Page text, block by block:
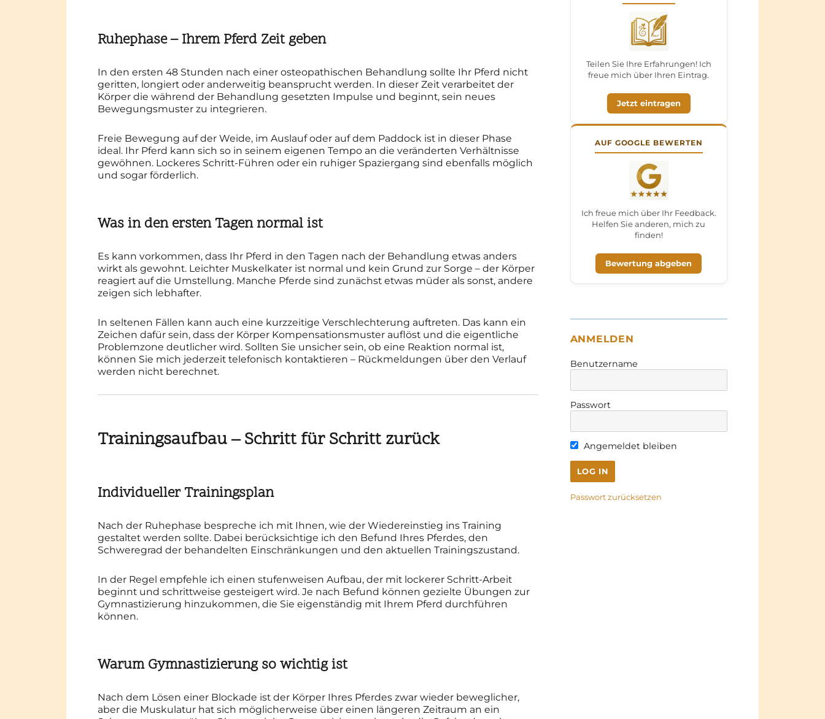
Ruhephase – Ihrem Pferd Zeit geben
In den ersten 48 Stunden nach einer osteopathischen Behandlung sollte Ihr Pferd nicht
geritten, longiert oder anderweitig beansprucht werden. In dieser Zeit verarbeitet der
Körper die während der Behandlung gesetzten Impulse und beginnt, sein neues
Bewegungsmuster zu integrieren.
Freie Bewegung auf der Weide, im Auslauf oder auf dem Paddock ist in dieser Phase
ideal. Ihr Pferd kann sich so in seinem eigenen Tempo an die veränderten Verhältnisse
gewöhnen. Lockeres Schritt-Führen oder ein ruhiger Spaziergang sind ebenfalls möglich
und sogar förderlich.
Was in den ersten Tagen normal ist
Es kann vorkommen, dass Ihr Pferd in den Tagen nach der Behandlung etwas anders
wirkt als gewohnt. Leichter Muskelkater ist normal und kein Grund zur Sorge – der Körper
reagiert auf die Umstellung. Manche Pferde sind zunächst etwas müder als sonst, andere
zeigen sich lebhafter.
In seltenen Fällen kann auch eine kurzzeitige Verschlechterung auftreten. Das kann ein
Zeichen dafür sein, dass der Körper Kompensationsmuster auflöst und die eigentliche
Problemzone deutlicher wird. Sollten Sie unsicher sein, ob eine Reaktion normal ist,
können Sie mich jederzeit telefonisch kontaktieren – Rückmeldungen über den Verlauf
werden nicht berechnet.
Trainingsaufbau – Schritt für Schritt zurück
Individueller Trainingsplan
Nach der Ruhephase bespreche ich mit Ihnen, wie der Wiedereinstieg ins Training
gestaltet werden sollte. Dabei berücksichtige ich den Befund Ihres Pferdes, den
Schweregrad der behandelten Einschränkungen und den aktuellen Trainingszustand.
In der Regel empfehle ich einen stufenweisen Aufbau, der mit lockerer Schritt-Arbeit
beginnt und schrittweise gesteigert wird. Je nach Befund können gezielte Übungen zur
Gymnastizierung hinzukommen, die Sie eigenständig mit Ihrem Pferd durchführen
können.
Warum Gymnastizierung so wichtig ist
Nach dem Lösen einer Blockade ist der Körper Ihres Pferdes zwar wieder beweglicher,
aber die Muskulatur hat sich möglicherweise über einen längeren Zeitraum an ein
Teilen Sie Ihre Erfahrungen! Ich
freue mich über Ihren Eintrag.
Jetzt eintragen
AUF GOOGLE BEWERTEN
Ich freue mich über Ihr Feedback.
Helfen Sie anderen, mich zu
finden!
Bewertung abgeben
ANMELDEN
Benutzername
Passwort
Angemeldet bleiben
Passwort zurücksetzen